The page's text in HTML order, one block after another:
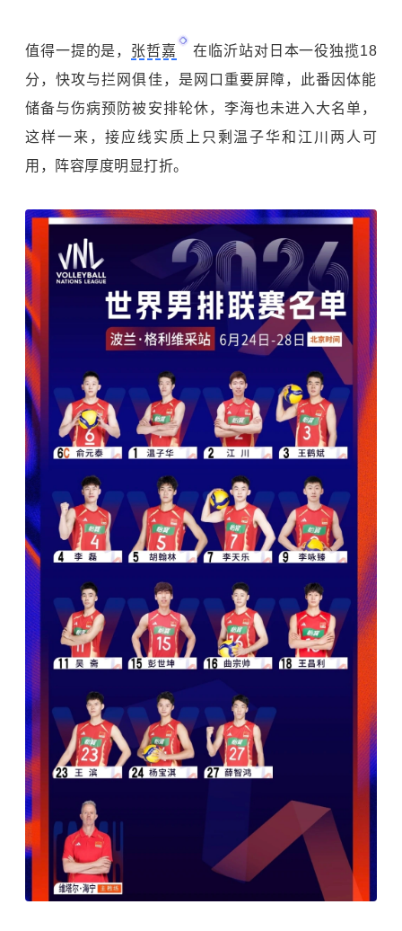
值得一提的是， 张哲嘉
在临沂站对日本一役独揽18
分，快攻与拦网俱佳，是网口重要屏障，此番因体能
储备与伤病预防被安排轮休，李海也未进入大名单，
这样一来，接应线实质上只剩温子华和江川两人可
用，阵容厚度明显打折。